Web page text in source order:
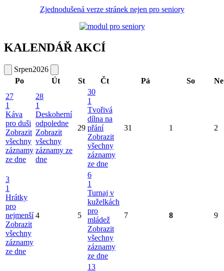
Zjednodušená verze stránek nejen pro seniory
KALENDÁŘ AKCÍ
Srpen2026
Po
Út St Čt Pá So
Ne
27
1
Káva
pro duši
Zobrazit
všechny
záznamy
ze dne
28
1
Deskoherní
odpoledne
Zobrazit
všechny
záznamy ze
dne
29
30
1
Tvořivá
dílna na
přání
Zobrazit
všechny
záznamy
ze dne
31 1 2
3
1
Hrátky
pro
nejmenší
Zobrazit
všechny
záznamy
ze dne
4 5
6
1
Turnaj v
kuželkách
pro
mládež
Zobrazit
všechny
záznamy
ze dne
7 8 9
13